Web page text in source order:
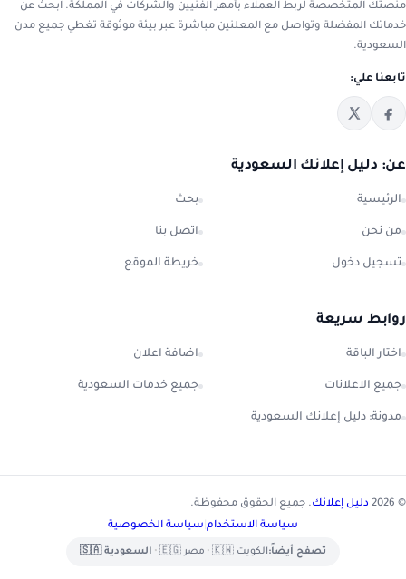
منصتك المتخصصة لربط العملاء بأمهر الفنيين والشركات في المملكة. ابحث عن
خدماتك المفضلة وتواصل مع المعلنين مباشرة عبر بيئة موثوقة تغطي جميع مدن
السعودية.
تابعنا علي:
عن: دليل إعلانك السعودية
الرئيسية بحث
من نحن اتصل بنا
تسجيل دخول خريطة الموقع
روابط سريعة
اختار الباقة اضافة اعلان
جميع الاعلانات جميع خدمات السعودية
مدونة: دليل إعلانك السعودية
© 2026 دليل إعلانك. جميع الحقوق محفوظة.
سياسة الاستخدام سياسة الخصوصية
تصفح أيضاً:الكويت 🇰🇼 • مصر 🇪🇬 • السعودية 🇸🇦